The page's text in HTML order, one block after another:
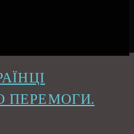
ПЕРЕМОГИ.